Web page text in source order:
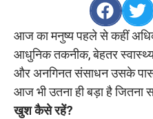
आज का मनुष्य पहले से कहीं
आधुनिक तकनीक, बेहतर
और अनगिनत संसाधन उसके
आज भी उतना ही बड़ा है जितना
खुश कैसे रहें?